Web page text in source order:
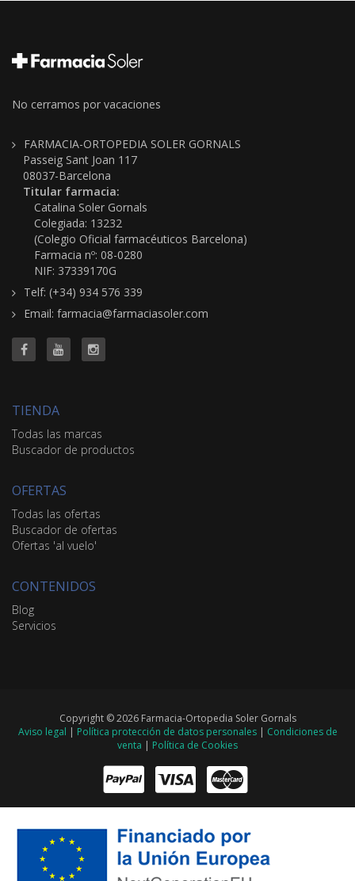
No cerramos por vacaciones
FARMACIA-ORTOPEDIA SOLER GORNALS
Passeig Sant Joan 117
08037-Barcelona
Titular farmacia:
Catalina Soler Gornals
Colegiada: 13232
(Colegio Oficial farmacéuticos Barcelona)
Farmacia nº: 08-0280
NIF: 37339170G
Telf: (+34) 934 576 339
Email: farmacia@farmaciasoler.com
TIENDA
Todas las marcas
Buscador de productos
OFERTAS
Todas las ofertas
Buscador de ofertas
Ofertas 'al vuelo'
CONTENIDOS
Blog
Servicios
Copyright © 2026 Farmacia-Ortopedia Soler Gornals
Aviso legal | Política protección de datos personales| Condiciones de
venta | Política de Cookies